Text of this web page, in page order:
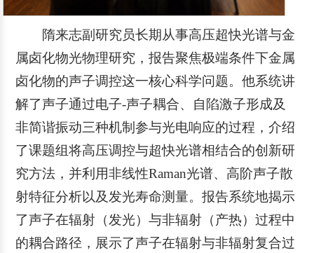
隋来志副研究员长期从事高压超快光谱与金
属卤化物光物理研究，报告聚焦极端条件下金属
卤化物的声子调控这一核心科学问题。他系统讲
解了声子通过电子-声子耦合、自陷激子形成及
非简谐振动三种机制参与光电响应的过程，介绍
了课题组将高压调控与超快光谱相结合的创新研
究方法，并利用非线性Raman光谱、高阶声子散
射特征分析以及发光寿命测量。报告系统地揭示
了声子在辐射（发光）与非辐射（产热）过程中
的耦合路径，展示了声子在辐射与非辐射复合过